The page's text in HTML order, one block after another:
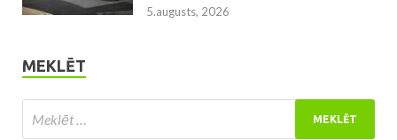
5.augusts, 2026
MEKLĒT